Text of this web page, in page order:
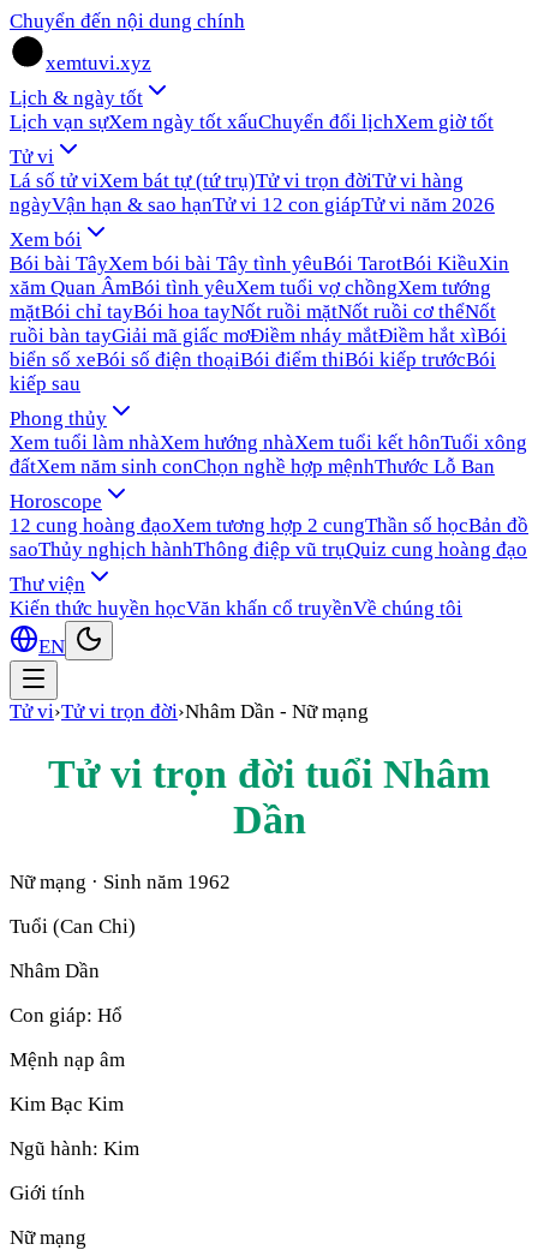
Chuyển đến nội dung chính
xemtuvi.xyz
Lịch & ngày tốt
Lịch vạn sựXem ngày tốt xấuChuyển đổi lịchXem giờ tốt
Tử vi
Lá số tử viXem bát tự (tứ trụ)Tử vi trọn đờiTử vi hàng
ngàyVận hạn & sao hạnTử vi 12 con giápTử vi năm 2026
Xem bói
Bói bài TâyXem bói bài Tây tình yêuBói TarotBói KiềuXin
xăm Quan ÂmBói tình yêuXem tuổi vợ chồngXem tướng
mặtBói chỉ tayBói hoa tayNốt ruồi mặtNốt ruồi cơ thểNốt
ruồi bàn tayGiải mã giấc mơĐiềm nháy mắtĐiềm hắt xìBói
biển số xeBói số điện thoạiBói điểm thiBói kiếp trướcBói
kiếp sau
Phong thủy
Xem tuổi làm nhàXem hướng nhàXem tuổi kết hônTuổi xông
đấtXem năm sinh conChọn nghề hợp mệnhThước Lỗ Ban
Horoscope
12 cung hoàng đạoXem tương hợp 2 cungThần số họcBản đồ
saoThủy nghịch hànhThông điệp vũ trụQuiz cung hoàng đạo
Thư viện
Kiến thức huyền họcVăn khấn cổ truyềnVề chúng tôi
EN
Tử vi›Tử vi trọn đời›Nhâm Dần - Nữ mạng
Tử vi trọn đời tuổi Nhâm
Dần
Nữ mạng · Sinh năm 1962
Tuổi (Can Chi)
Nhâm Dần
Con giáp: Hổ
Mệnh nạp âm
Kim Bạc Kim
Ngũ hành: Kim
Giới tính
Nữ mạng